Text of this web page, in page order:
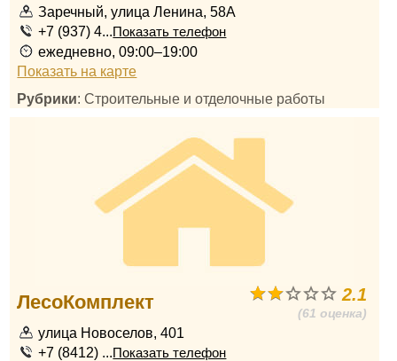
Заречный, улица Ленина, 58А
+7 (937) 4...Показать телефон
ежедневно, 09:00–19:00
Показать на карте
Рубрики: Строительные и отделочные работы
2.1
(61 оценка)
ЛесоКомплект
улица Новоселов, 401
+7 (8412) ...Показать телефон